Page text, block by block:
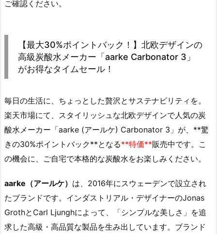
ご確認ください。
【最大30%ポイントバック！】北欧デザインの
高級炭酸水メーカー「aarke Carbonator 3」
がお得なタイムセール！
毎日の生活に、ちょっとした贅沢とサステナビリティを。
楽天市場にて、スタイリッシュな北欧デザインで人気の炭
酸水メーカー「aarke (アールケ) Carbonator 3」が、**驚
きの30%ポイントバック**となる**特価**販売中です。こ
の機会に、ご自宅で本格的な炭酸水をお楽しみください。
aarke（アールケ） は、2016年にスウェーデンで設立され
たブランドです。インダストリアル・デザイナーのJonas
GrothとCarl Ljunghによって、「シンプルな美しさ」を追
求した高級・高品質な製品を生み出しています。ブランド